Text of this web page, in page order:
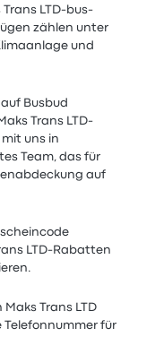
LTD-bus-
zählen unter
und
Busbud
Trans LTD-
uns in
Team, das für
auf
LTD-Rabatten
Trans LTD
Telefonnummer für